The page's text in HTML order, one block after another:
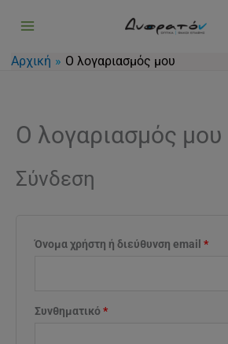
περιεχόμενο
Αρχική Ο λογαριασμός μου
Ο λογαριασμός μου
Σύνδεση
Όνομα χρήστη ή διεύθυνση email *
Συνθηματικό*